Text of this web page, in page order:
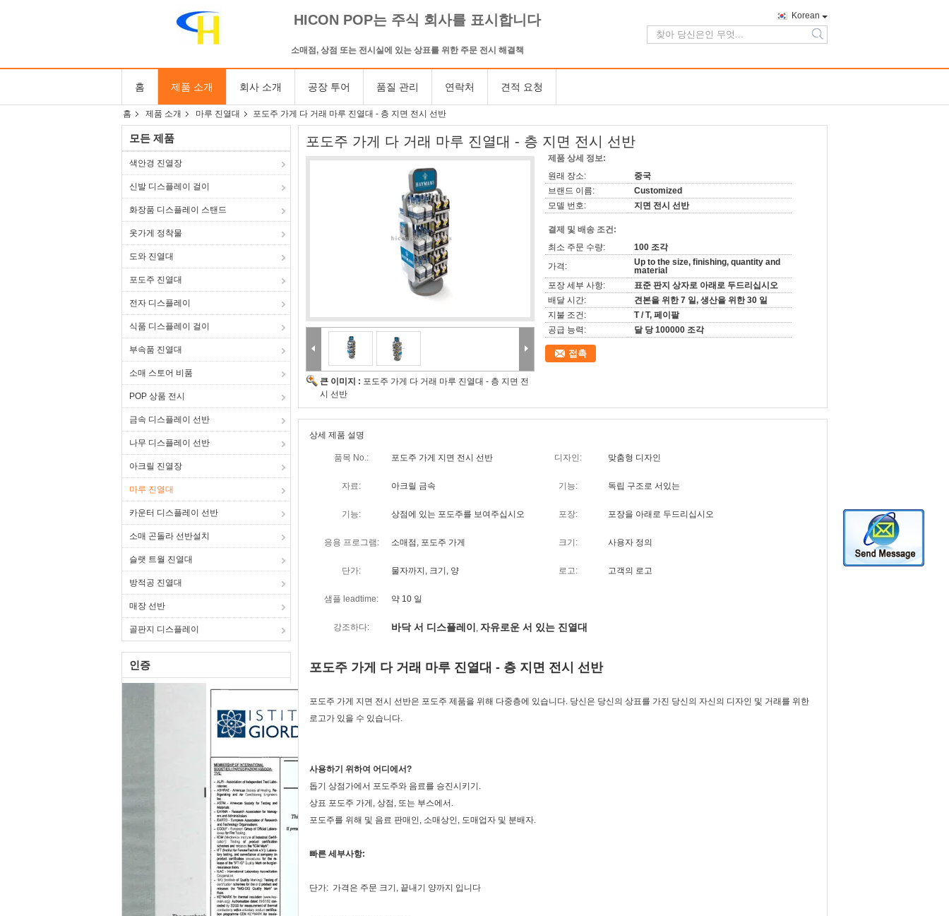
HICON POP는 주식 회사를 표시합니다
소매점, 상점 또는 전시실에 있는 상표를 위한 주문 전시 해결책
Korean
search
홈 제품 소개 회사 소개 공장 투어 품질 관리 연락처 견적 요청
홈 제품 소개 마루 진열대 포도주 가게 다 거래 마루 진열대 - 층 지면 전시 선반
모든 제품
색안경 진열장
신발 디스플레이 걸이
화장품 디스플레이 스탠드
옷가게 정착물
도와 진열대
포도주 진열대
전자 디스플레이
식품 디스플레이 걸이
부속품 진열대
소매 스토어 비품
POP 상품 전시
금속 디스플레이 선반
나무 디스플레이 선반
아크릴 진열장
마루 진열대
카운터 디스플레이 선반
소매 곤돌라 선반설치
슬랫 트월 진열대
방적공 진열대
매장 선반
골판지 디스플레이
인증
포도주 가게 다 거래 마루 진열대 - 층 지면 전시 선반
큰 이미지 : 포도주 가게 다 거래 마루 진열대 - 층 지면 전
시 선반
제품 상세 정보:
원래 장소:
중국
브랜드 이름:
Customized
모델 번호:
지면 전시 선반
결제 및 배송 조건:
최소 주문 수량:
100 조각
가격:
Up to the size, finishing, quantity and
material
포장 세부 사항:
표준 판지 상자로 아래로 두드리십시오
배달 시간:
견본을 위한 7 일, 생산을 위한 30 일
지불 조건:
T / T, 페이팔
공급 능력:
달 당 100000 조각
접촉
상세 제품 설명
품목 No.: 포도주 가게 지면 전시 선반 디자인: 맞춤형 디자인
자료: 아크릴 금속 기능: 독립 구조로 서있는
기능: 상점에 있는 포도주를 보여주십시오 포장: 포장을 아래로 두드리십시오
응용 프로그램: 소매점, 포도주 가게 크기: 사용자 정의
단가: 물자까지, 크기, 양 로고: 고객의 로고
샘플 leadtime: 약 10 일
강조하다: 바닥 서 디스플레이 , 자유로운 서 있는 진열대
포도주 가게 다 거래 마루 진열대 - 층 지면 전시 선반
포도주 가게 지면 전시 선반은 포도주 제품을 위해 다중층에 있습니다. 당신은 당신의 상표를 가진 당신의 자신의 디자인 및 거래를 위한
로고가 있을 수 있습니다.
사용하기 위하여 어디에서?
돕기 상점가에서 포도주와 음료를 승진시키기.
상표 포도주 가게, 상점, 또는 부스에서.
포도주를 위해 및 음료 판매인, 소매상인, 도매업자 및 분배자.
빠른 세부사항:
단가: 가격은 주문 크기, 끝내기 양까지 입니다